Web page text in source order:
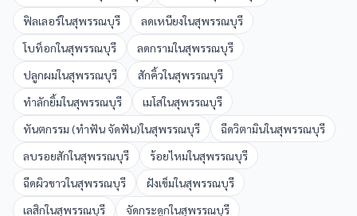
ฟิลเลอร์ในสุพรรณบุรี ลดเหนียงในสุพรรณบุรี
โบท็อกในสุพรรณบุรี ลดกรามในสุพรรณบุรี
ปลูกผมในสุพรรณบุรี สักคิ้วในสุพรรณบุรี
ทำลักยิ้มในสุพรรณบุรี เมโสในสุพรรณบุรี
ทันตกรรม (ทำฟัน จัดฟัน)ในสุพรรณบุรี ฉีดวิตามินในสุพรรณบุรี
ลบรอยสักในสุพรรณบุรี ร้อยไหมในสุพรรณบุรี
ฉีดผิวขาวในสุพรรณบุรี ฝังเข็มในสุพรรณบุรี
เลสิกในสุพรรณบุรี จัดกระดูกในสุพรรณบุรี